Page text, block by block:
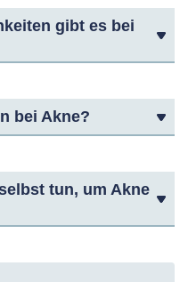
gibt es bei
bei Akne?
tun, um Akne